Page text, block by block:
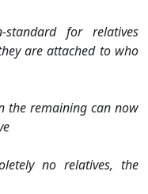
for relatives
are attached to who
the remaining can now
no relatives, the